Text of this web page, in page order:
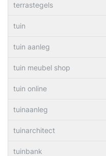
terrastegels
tuin
tuin aanleg
tuin meubel shop
tuin online
tuinaanleg
tuinarchitect
tuinbank